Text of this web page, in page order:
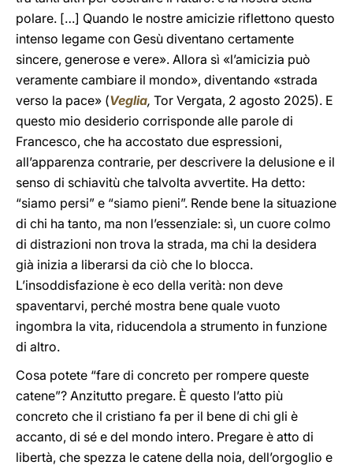
polare. […] Quando le nostre amicizie riflettono questo
intenso legame con Gesù diventano certamente
sincere, generose e vere». Allora sì «l’amicizia può
veramente cambiare il mondo», diventando «strada
verso la pace» (Veglia, Tor Vergata, 2 agosto 2025). E
questo mio desiderio corrisponde alle parole di
Francesco, che ha accostato due espressioni,
all’apparenza contrarie, per descrivere la delusione e il
senso di schiavitù che talvolta avvertite. Ha detto:
“siamo persi” e “siamo pieni”. Rende bene la situazione
di chi ha tanto, ma non l’essenziale: sì, un cuore colmo
di distrazioni non trova la strada, ma chi la desidera
già inizia a liberarsi da ciò che lo blocca.
L’insoddisfazione è eco della verità: non deve
spaventarvi, perché mostra bene quale vuoto
ingombra la vita, riducendola a strumento in funzione
di altro.
Cosa potete “fare di concreto per rompere queste
catene”? Anzitutto pregare. È questo l’atto più
concreto che il cristiano fa per il bene di chi gli è
accanto, di sé e del mondo intero. Pregare è atto di
libertà, che spezza le catene della noia, dell’orgoglio e